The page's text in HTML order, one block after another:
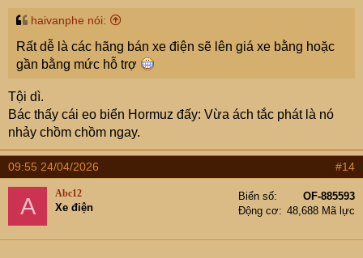
haivanphe nói:
Rất dễ là các hãng bán xe điện sẽ lên giá xe bằng hoặc
gần bằng mức hỗ trợ
Tội dì.
Bác thấy cái eo biển Hormuz đấy: Vừa ách tắc phát là nó
nhảy chồm chồm ngay.
09:55 24/04/2026 #14
A Abc12
Xe điện
Biển số
OF-885593
Động cơ
48,688 Mã lực